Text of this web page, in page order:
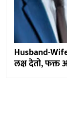
Husband-
लक्ष देतो,